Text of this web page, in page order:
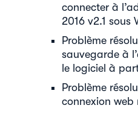
connecter à
2016 v2.1 sous
Problème
sauvegarde à
le logiciel à
Problème
connexion web